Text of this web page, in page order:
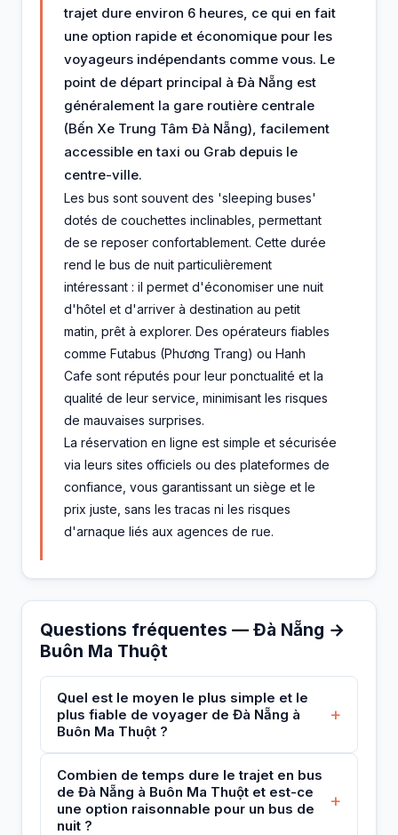
trajet dure environ 6 heures, ce qui en fait
une option rapide et économique pour les
voyageurs indépendants comme vous. Le
point de départ principal à Đà Nẵng est
généralement la gare routière centrale
(Bến Xe Trung Tâm Đà Nẵng), facilement
accessible en taxi ou Grab depuis le
centre-ville.
Les bus sont souvent des 'sleeping buses'
dotés de couchettes inclinables, permettant
de se reposer confortablement. Cette durée
rend le bus de nuit particulièrement
intéressant : il permet d'économiser une nuit
d'hôtel et d'arriver à destination au petit
matin, prêt à explorer. Des opérateurs fiables
comme Futabus (Phương Trang) ou Hanh
Cafe sont réputés pour leur ponctualité et la
qualité de leur service, minimisant les risques
de mauvaises surprises.
La réservation en ligne est simple et sécurisée
via leurs sites officiels ou des plateformes de
confiance, vous garantissant un siège et le
prix juste, sans les tracas ni les risques
d'arnaque liés aux agences de rue.
Questions fréquentes — Đà Nẵng →
Buôn Ma Thuột
Quel est le moyen le plus simple et le
plus fiable de voyager de Đà Nẵng à
Buôn Ma Thuột ?
+
Combien de temps dure le trajet en bus
de Đà Nẵng à Buôn Ma Thuột et est-ce
une option raisonnable pour un bus de
nuit ?
+